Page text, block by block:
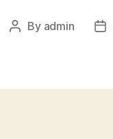
By admin